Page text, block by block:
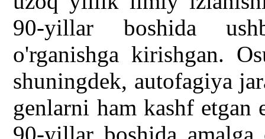
90-yillar boshida
o'rganishga kirishgan.
shuningdek, autofagiya
genlarni ham kashf
90-yillar boshida